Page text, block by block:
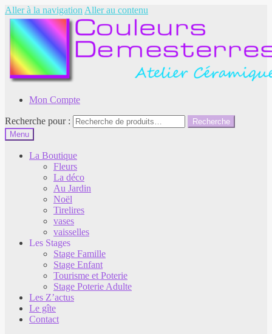
Aller à la navigation Aller au contenu
Mon Compte
Recherche pour :
Recherche
Menu
La Boutique
Fleurs
La déco
Au Jardin
Noël
Tirelires
vases
vaisselles
Les Stages
Stage Famille
Stage Enfant
Tourisme et Poterie
Stage Poterie Adulte
Les Z’actus
Le gîte
Contact